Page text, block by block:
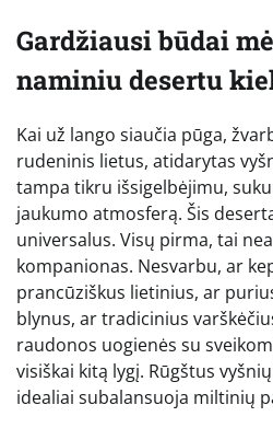
Gardžiausi būdai
naminiu desertu
Kai už lango siaučia pūga,
rudeninis lietus, atidarytas
tampa tikru išsigelbėjimu,
jaukumo atmosferą. Šis
universalus. Visų pirma, tai
kompanionas. Nesvarbu, ar
prancūziškus lietinius, ar
blynus, ar tradicinius
raudonos uogienės su
visiškai kitą lygį. Rūgštus
idealiai subalansuoja miltinių